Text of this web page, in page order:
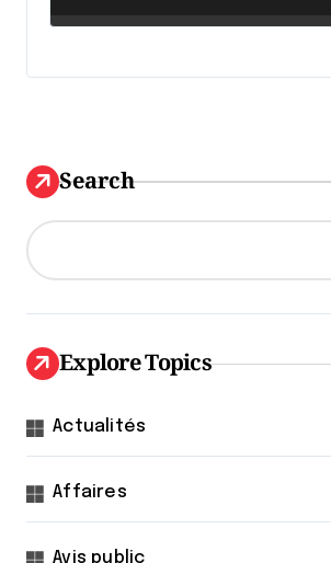
Search
Explore Topics
Actualités
Affaires
Avis public